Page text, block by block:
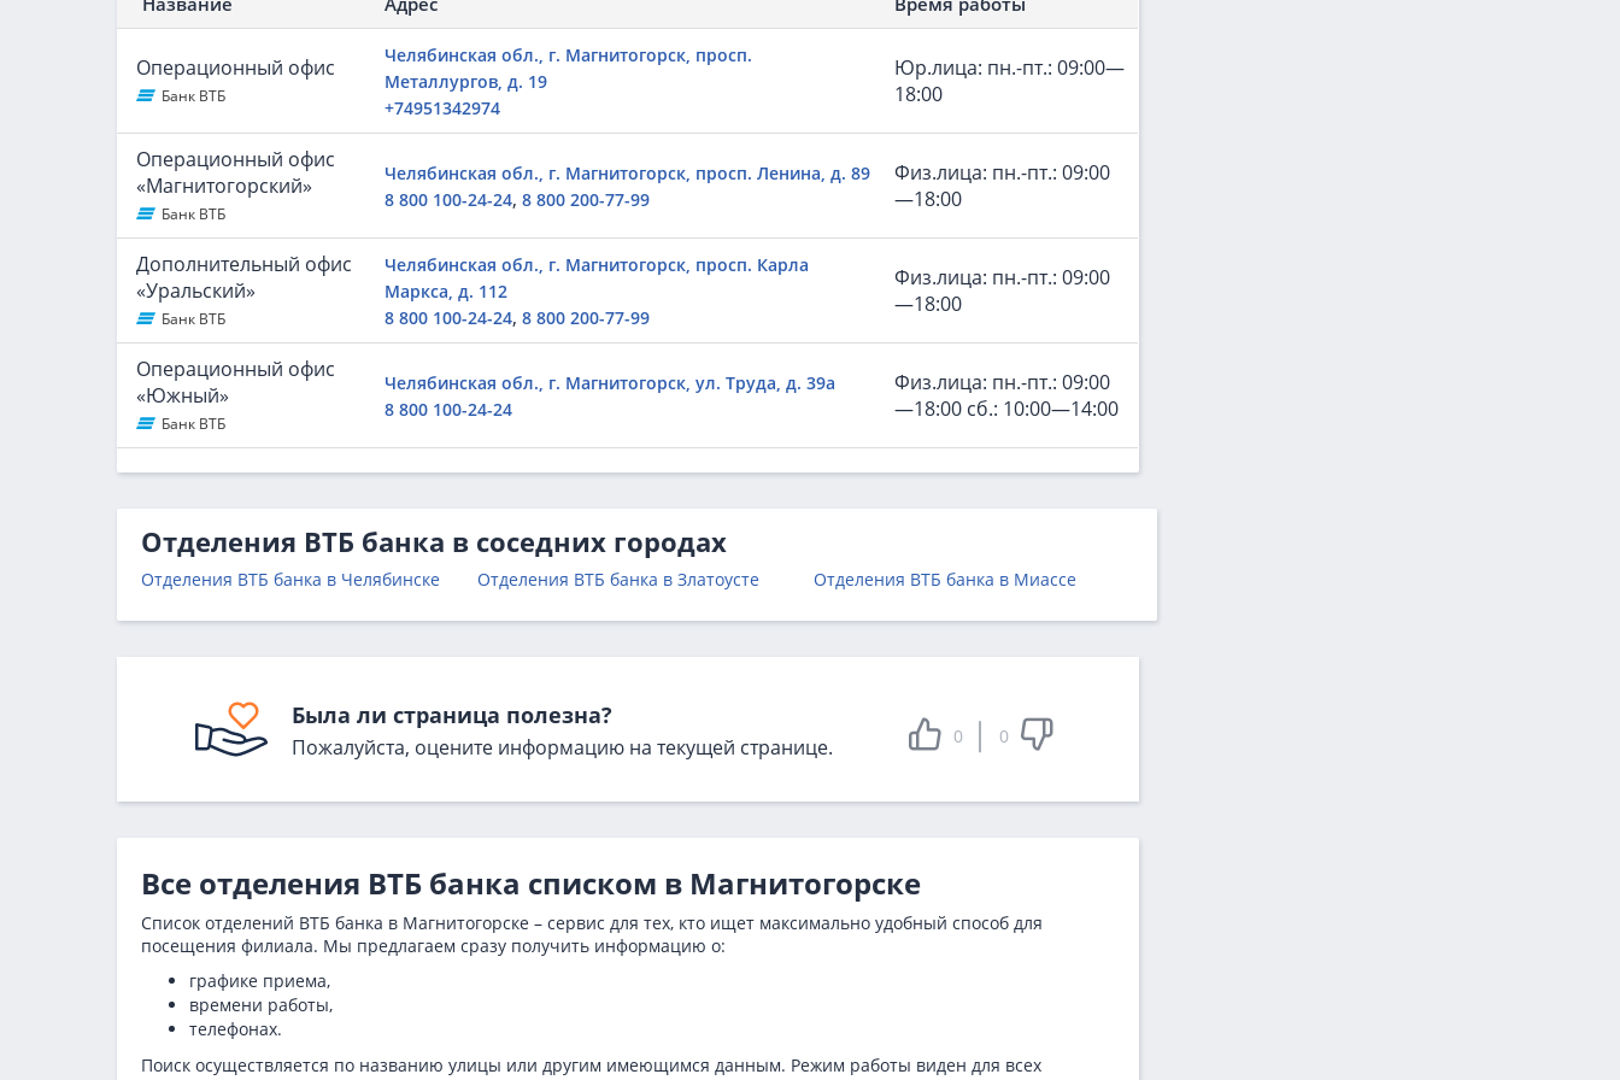
Операционный офис
Банк ВТБ
Челябинская обл., г. Магнитогорск, просп.
Металлургов, д. 19
+74951342974
Юр.лица: пн.-пт.: 09:00—
18:00
Операционный офис
«Магнитогорский»
Банк ВТБ
Челябинская обл., г. Магнитогорск, просп. Ленина, д. 89
8 800 100-24-24, 8 800 200-77-99
Физ.лица: пн.-пт.: 09:00
—18:00
Дополнительный офис
«Уральский»
Банк ВТБ
Челябинская обл., г. Магнитогорск, просп. Карла
Маркса, д. 112
8 800 100-24-24, 8 800 200-77-99
Физ.лица: пн.-пт.: 09:00
—18:00
Операционный офис
«Южный»
Банк ВТБ
Челябинская обл., г. Магнитогорск, ул. Труда, д. 39а
8 800 100-24-24
Физ.лица: пн.-пт.: 09:00
—18:00 сб.: 10:00—14:00
Отделения ВТБ банка в соседних городах
Отделения ВТБ банка в Челябинске Отделения ВТБ банка в Златоусте Отделения ВТБ банка в Миассе
Была ли страница полезна?
Пожалуйста, оцените информацию на текущей странице. 0 0
Все отделения ВТБ банка списком в Магнитогорске
Список отделений ВТБ банка в Магнитогорске – сервис для тех, кто ищет максимально удобный способ для
посещения филиала. Мы предлагаем сразу получить информацию о:
графике приема,
времени работы,
телефонах.
Поиск осуществляется по названию улицы или другим имеющимся данным. Режим работы виден для всех